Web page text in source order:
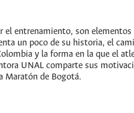
el entrenamiento, son
un poco de su historia, el
y la forma en la que el
UNAL comparte sus
Maratón de Bogotá.